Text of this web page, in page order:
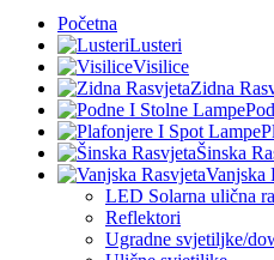
Početna
Lusteri
Visilice
Zidna
Šinska
Vanjska
LED Solarna ulična
Reflektori
Ugradne svjetiljke/